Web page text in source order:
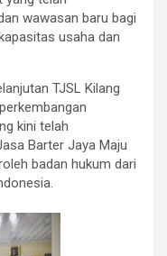
wawasan baru bagi
usaha dan
TJSL Kilang
kini telah
Barter Jaya Maju
badan hukum dari